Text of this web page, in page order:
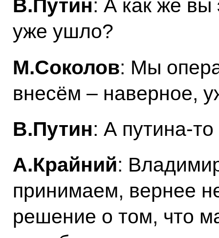
В.Путин: А как же вы
уже ушло?
М.Соколов: Мы
внесём – наверное,
В.Путин: А
А.Крайний:
принимаем, вернее
решение о том, что